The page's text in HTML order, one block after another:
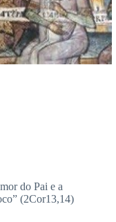
do Pai e a
(2Cor13,14)